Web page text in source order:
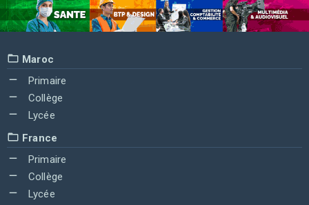
Maroc
Primaire
Collège
Lycée
France
Primaire
Collège
Lycée